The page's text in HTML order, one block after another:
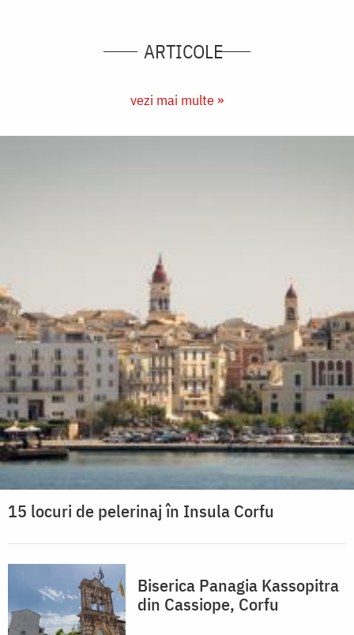
ARTICOLE
vezi mai multe »
15 locuri de pelerinaj în Insula Corfu
Biserica Panagia Kassopitra
din Cassiope, Corfu